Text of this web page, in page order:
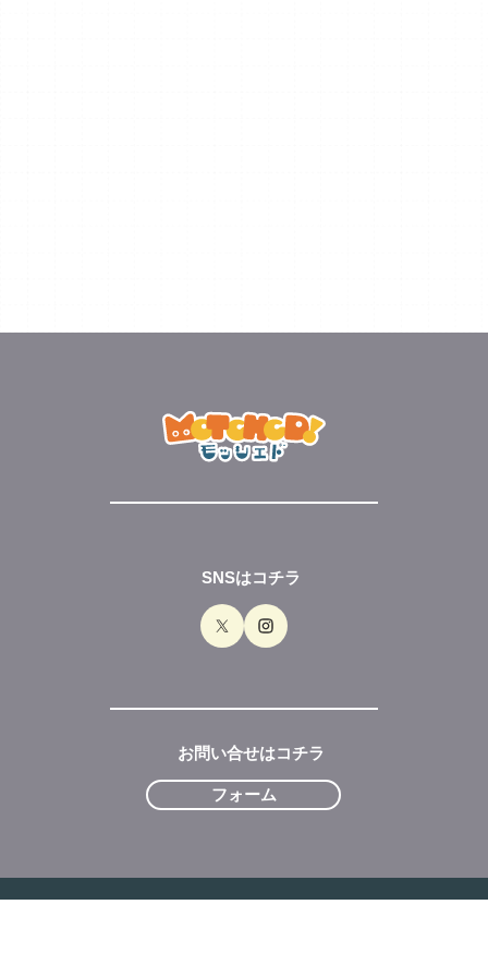
SNSはコチラ
お問い合せはコチラ
フォーム